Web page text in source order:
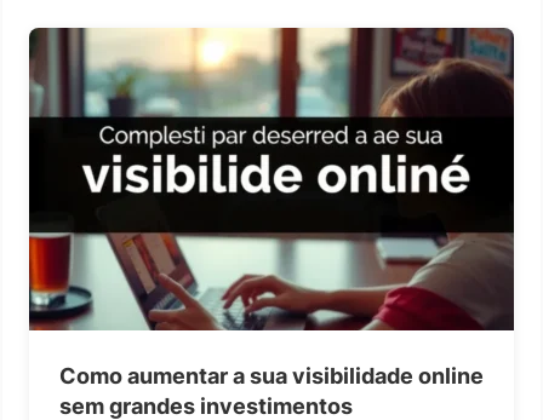
Como aumentar a sua visibilidade online
sem grandes investimentos